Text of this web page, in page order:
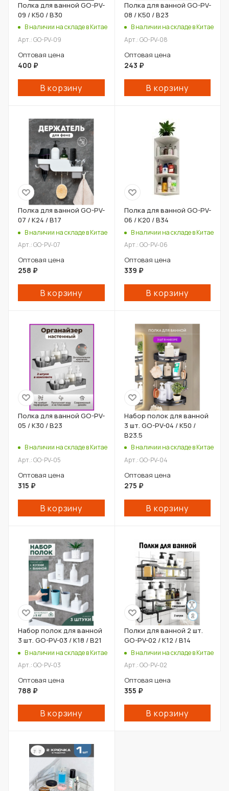
Полка для ванной GO-PV-
09 / К50 / В30
В наличии на складе в Китае
Арт.: GO-PV-09
Оптовая цена
400 ₽
В корзину
Полка для ванной GO-PV-
08 / К50 / В23
В наличии на складе в Китае
Арт.: GO-PV-08
Оптовая цена
243 ₽
В корзину
Полка для ванной GO-PV-
07 / К24 / В17
В наличии на складе в Китае
Арт.: GO-PV-07
Оптовая цена
258 ₽
В корзину
Полка для ванной GO-PV-
06 / К20 / В34
В наличии на складе в Китае
Арт.: GO-PV-06
Оптовая цена
339 ₽
В корзину
Полка для ванной GO-PV-
05 / К30 / В23
В наличии на складе в Китае
Арт.: GO-PV-05
Оптовая цена
315 ₽
В корзину
Набор полок для ванной
3 шт. GO-PV-04 / К50 /
В23.5
В наличии на складе в Китае
Арт.: GO-PV-04
Оптовая цена
275 ₽
В корзину
Набор полок для ванной
3 шт. GO-PV-03 / К18 / В21
В наличии на складе в Китае
Арт.: GO-PV-03
Оптовая цена
788 ₽
В корзину
Полки для ванной 2 шт.
GO-PV-02 / К12 / В14
В наличии на складе в Китае
Арт.: GO-PV-02
Оптовая цена
355 ₽
В корзину